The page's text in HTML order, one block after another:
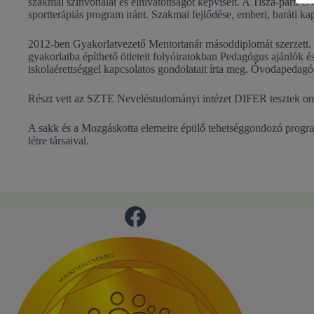
sportterápiás program iránt. Szakmai fejlődése, emberi, baráti
2012-ben Gyakorlatvezető Mentortanár másoddiplomát
gyakorlatba építhető ötleteit folyóiratokban Pedagógus ajánlók
iskolaérettséggel kapcsolatos gondolatait írta meg.
Részt vett az SZTE Neveléstudományi intézet DIFER tesztek
A sakk és a Mozgáskotta elemeire épülő tehetséggondozó
létre társaival.